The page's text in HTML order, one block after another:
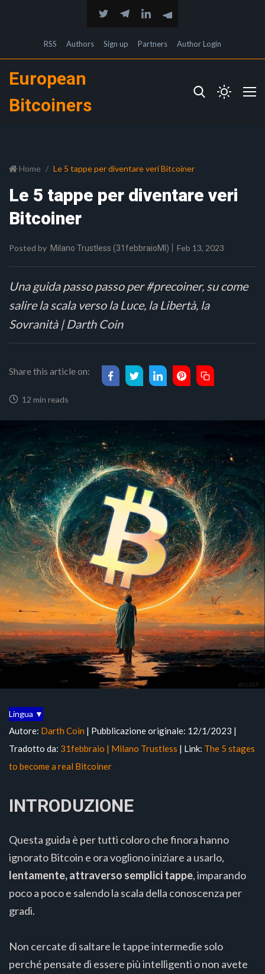
RSS Authors Sign up Partners Author Login
European
Bitcoiners
Home Le 5 tappe per diventare veri Bitcoiner
Le 5 tappe per diventare veri
Bitcoiner
Posted by Milano Trustless (31febbraioMI) Feb 13, 2023
Una guida passo passo per #precoiner, su come
salire la scala verso la Luce, la Libertà, la
Sovranità | Darth Coin
Share this article on:
12 min reads
Lingua ▼
Autore: Darth Coin | Pubblicazione originale: 12/1/2023 |
Tradotto da: 31febbraio | Milano Trustless | Link: The 5 stages
to become a real Bitcoiner
INTRODUZIONE
Questa guida è per tutti coloro che finora hanno
ignorato Bitcoin e ora vogliono iniziare a usarlo,
lentamente, attraverso semplici tappe, imparando
poco a poco e salendo la scala della conoscenza per
gradi.
Non cercate di saltare le tappe intermedie solo
perché pensate di essere più intelligenti o non avete